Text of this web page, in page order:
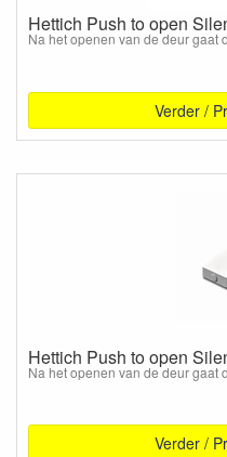
Hettich Push to open
Na het openen van de deur gaat
Verder /
Hettich Push to open
Na het openen van de deur gaat
Verder /